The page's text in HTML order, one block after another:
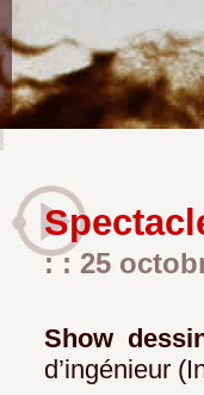
: : 25
Show
d’ingénieur